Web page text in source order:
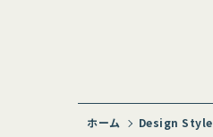
ホーム Design Style